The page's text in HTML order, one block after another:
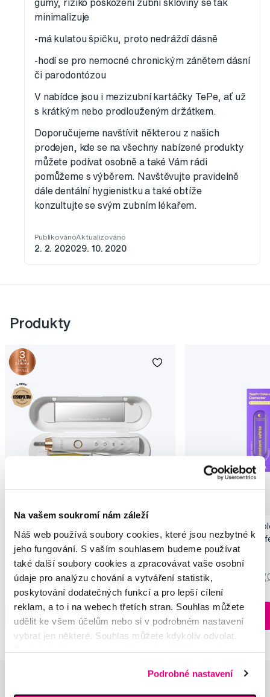
Na vašem soukromí nám záleží
Náš web používá soubory cookies, které jsou nezbytné k
jeho fungování. S vaším souhlasem budeme používat
také další soubory cookies a zpracovávat vaše osobní
údaje pro analýzu chování a vytváření statistik,
poskytování dodatečných funkcí a pro lepší cílení
reklam, a to i na webech třetích stran. Souhlas můžete
udělit ke všem účelům nebo si v podrobném nastavení
vybrat jen některé. Souhlas můžete kdykoliv odvolat.
Podrobné nastavení
gumy, riziko poškození zubní skloviny se tak
minimalizuje
-má kulatou špičku, proto nedráždí dásně
-hodí se pro nemocné chronickým zánětem dásní
či parodontózou
V nabídce jsou i mezizubní kartáčky TePe, ať už
s krátkým nebo prodlouženým držátkem.
Doporučujeme navštívit některou z našich
prodejen, kde se na všechny nabízené produkty
můžete podívat osobně a také Vám rádi
pomůžeme s výběrem. Navštěvujte pravidelně
dále dentální hygienistku a také obtíže
konzultujte se svým zubním lékařem.
Publikováno
2. 2. 2020
Aktualizováno
29. 10. 2020
Produkty
kartáček s kónickými vlákny SANGI, bílý
3 699 Kč
5,0/5 (27x)
Skladem > 5 ks
13 prodejnách
Pop Instant Teeth
pro okamžitý bělicí
259 Kč